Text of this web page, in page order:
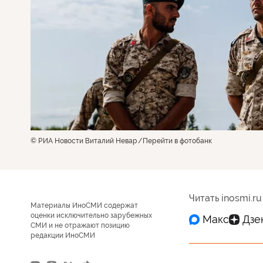
© РИА Новости Виталий Невар Перейти в фотобанк
Материалы ИноСМИ содержат
оценки исключительно зарубежных
СМИ и не отражают позицию
редакции ИноСМИ
Читать inosmi.ru